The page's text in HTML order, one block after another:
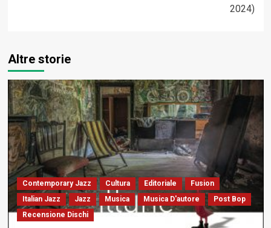
2024)
Altre storie
Contemporary Jazz Cultura Editoriale
Fusion
Italian Jazz
Jazz Musica Musica D'autore
Post Bop
Recensione Dischi